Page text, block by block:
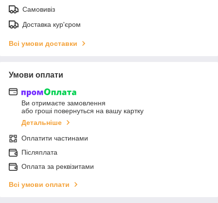
Самовивіз
Доставка кур'єром
Всі умови доставки
Умови оплати
Ви отримаєте замовлення
або гроші повернуться на вашу картку
Детальніше
Оплатити частинами
Післяплата
Оплата за реквізитами
Всі умови оплати